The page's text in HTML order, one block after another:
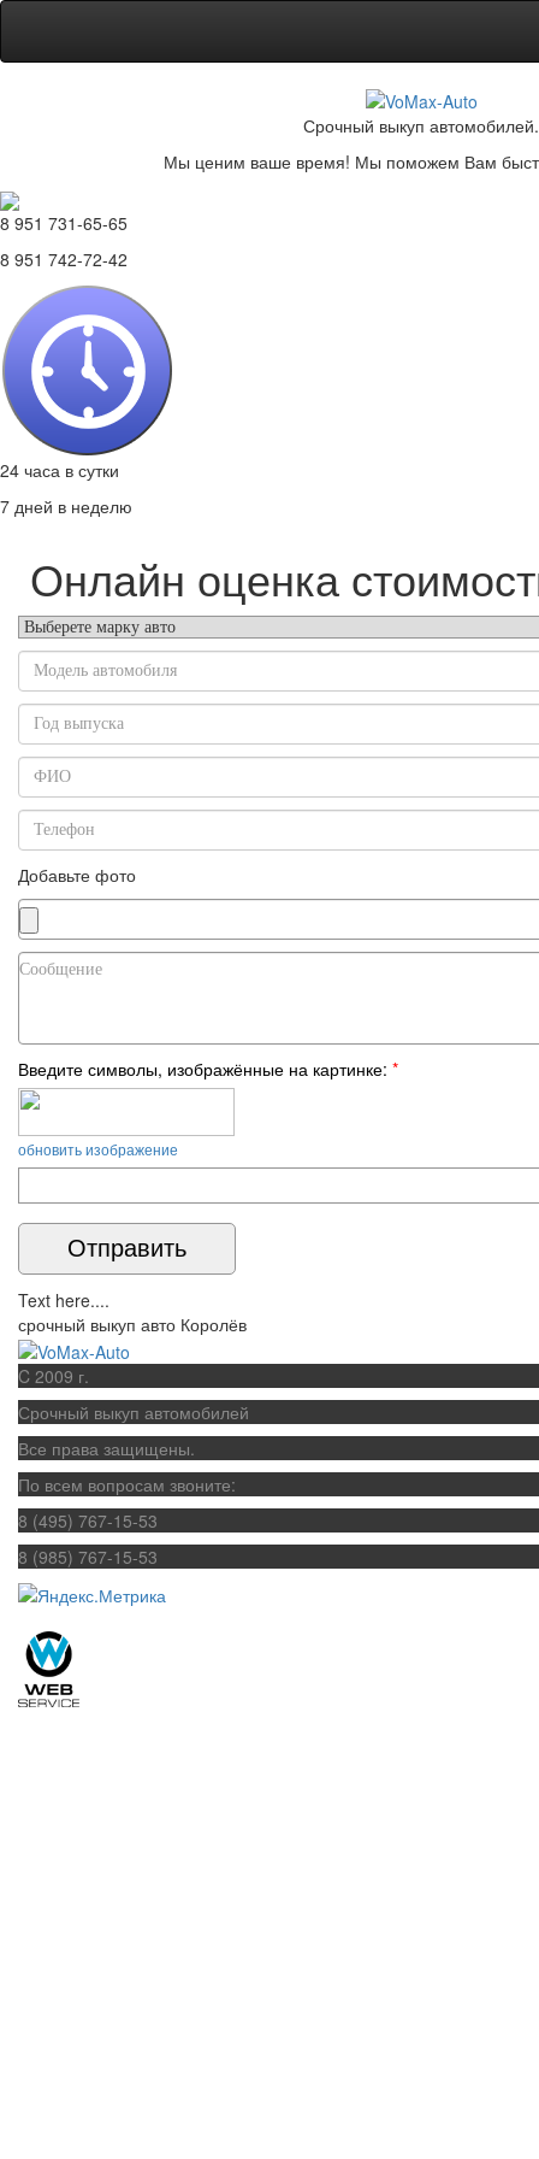
Срочный выкуп автомобилей.
Мы ценим ваше время! Мы поможем Вам
8 951 731-65-65
8 951 742-72-42
24 часа в сутки
7 дней в неделю
Онлайн оценка
Добавьте фото
Введите символы, изображённые на картинке: *
обновить изображение
Text here....
срочный выкуп авто Королёв
C 2009 г.
Срочный выкуп автомобилей
Все права защищены.
По всем вопросам звоните:
8 (495) 767-15-53
8 (985) 767-15-53